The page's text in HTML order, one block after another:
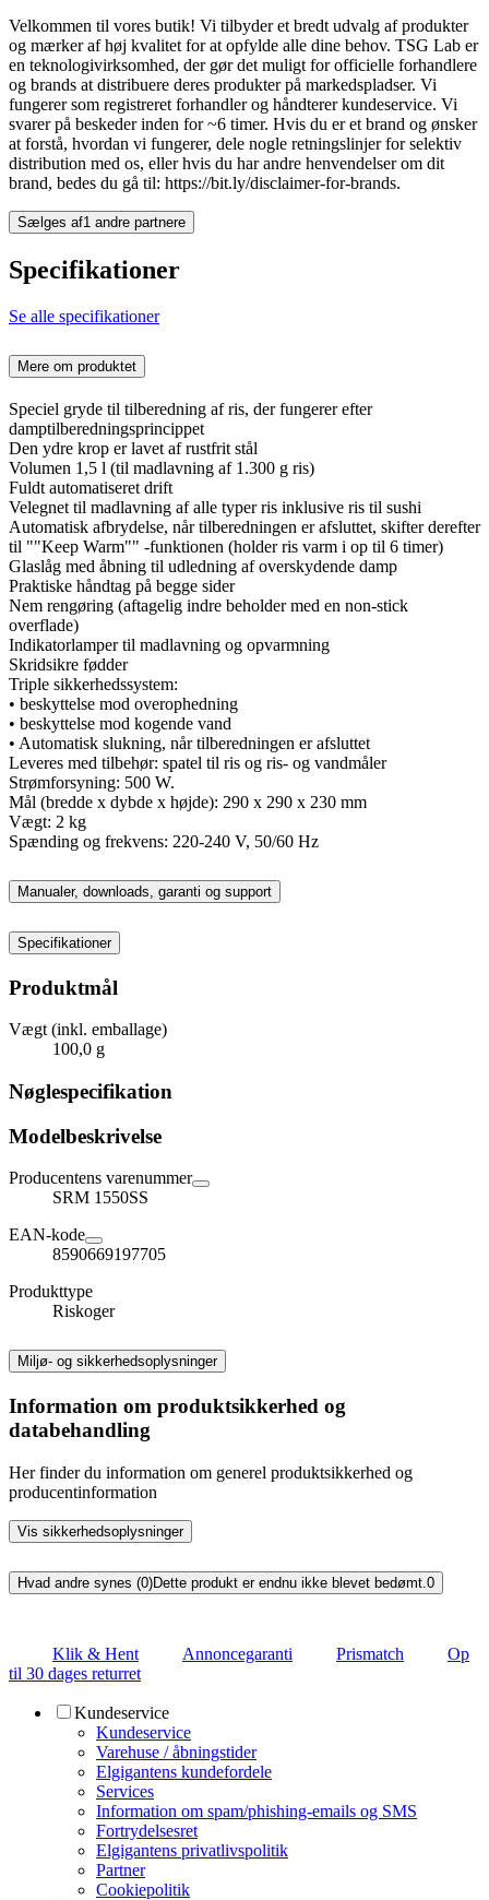
Velkommen til vores butik! Vi tilbyder et bredt udvalg af produkter
og mærker af høj kvalitet for at opfylde alle dine behov. TSG Lab er
en teknologivirksomhed, der gør det muligt for officielle forhandlere
og brands at distribuere deres produkter på markedspladser. Vi
fungerer som registreret forhandler og håndterer kundeservice. Vi
svarer på beskeder inden for ~6 timer. Hvis du er et brand og ønsker
at forstå, hvordan vi fungerer, dele nogle retningslinjer for selektiv
distribution med os, eller hvis du har andre henvendelser om dit
brand, bedes du gå til: https://bit.ly/disclaimer-for-brands.
Sælges af1 andre partnere
Specifikationer
Se alle specifikationer
Mere om produktet
Speciel gryde til tilberedning af ris, der fungerer efter
damptilberedningsprincippet
Den ydre krop er lavet af rustfrit stål
Volumen 1,5 l (til madlavning af 1.300 g ris)
Fuldt automatiseret drift
Velegnet til madlavning af alle typer ris inklusive ris til sushi
Automatisk afbrydelse, når tilberedningen er afsluttet, skifter derefter
til ""Keep Warm"" -funktionen (holder ris varm i op til 6 timer)
Glaslåg med åbning til udledning af overskydende damp
Praktiske håndtag på begge sider
Nem rengøring (aftagelig indre beholder med en non-stick
overflade)
Indikatorlamper til madlavning og opvarmning
Skridsikre fødder
Triple sikkerhedssystem:
• beskyttelse mod overophedning
• beskyttelse mod kogende vand
• Automatisk slukning, når tilberedningen er afsluttet
Leveres med tilbehør: spatel til ris og ris- og vandmåler
Strømforsyning: 500 W.
Mål (bredde x dybde x højde): 290 x 290 x 230 mm
Vægt: 2 kg
Spænding og frekvens: 220-240 V, 50/60 Hz
Manualer, downloads, garanti og support
Specifikationer
Produktmål
Vægt (inkl. emballage)
100,0 g
Nøglespecifikation
Modelbeskrivelse
Producentens varenummer
SRM 1550SS
EAN-kode
8590669197705
Produkttype
Riskoger
Miljø- og sikkerhedsoplysninger
Information om produktsikkerhed og
databehandling
Her finder du information om generel produktsikkerhed og
producentinformation
Vis sikkerhedsoplysninger
Hvad andre synes (0)Dette produkt er endnu ikke blevet bedømt. 0
Klik & Hent Annoncegaranti Prismatch
Op
til 30 dages returret
Kundeservice
Kundeservice
Varehuse / åbningstider
Elgigantens kundefordele
Services
Information om spam/phishing-emails og SMS
Fortrydelsesret
Elgigantens privatlivspolitik
Partner
Cookiepolitik